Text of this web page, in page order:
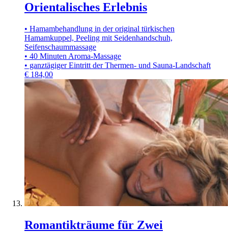
Orientalisches Erlebnis
• Hamambehandlung in der original türkischen
Hamamkuppel, Peeling mit Seidenhandschuh,
Seifenschaummassage
• 40 Minuten Aroma-Massage
• ganztägiger Eintritt der Thermen- und Sauna-Landschaft
€ 184,00
Romantikträume für Zwei